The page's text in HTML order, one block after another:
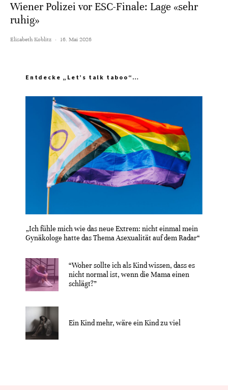
Wiener Polizei vor ESC-Finale: Lage «sehr
ruhig»
Elisabeth Koblitz · 16. Mai 2026
Entdecke „Let’s talk taboo“…
„Ich fühle mich wie das neue Extrem: nicht einmal mein
Gynäkologe hatte das Thema Asexualität auf dem Radar“
“Woher sollte ich als Kind wissen, dass es
nicht normal ist, wenn die Mama einen
schlägt?”
Ein Kind mehr, wäre ein Kind zu viel